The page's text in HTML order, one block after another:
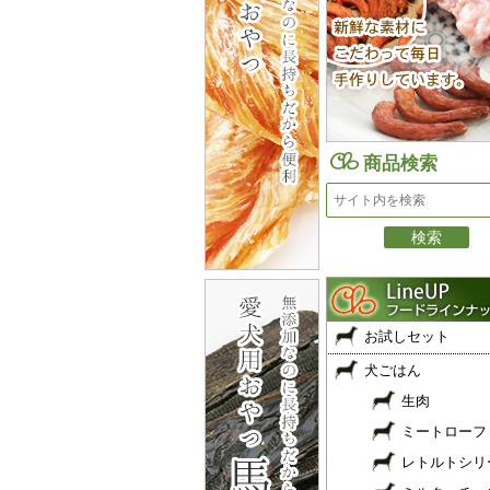
商品検索
お試しセット
犬ごはん
生肉
ミートローフ
レトルトシリ